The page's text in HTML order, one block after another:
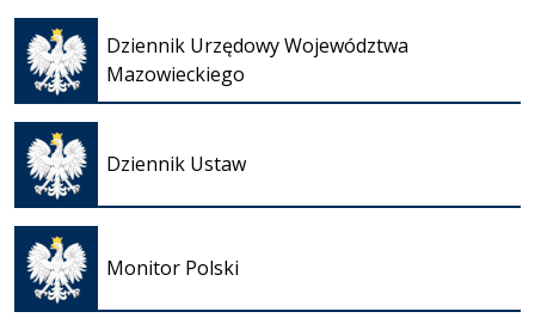
Dziennik Urzędowy Województwa
Mazowieckiego
Otwiera
się w
nowej
karcie
Dziennik Ustaw
Otwiera
się w
nowej
karcie
Monitor Polski
Otwiera
się w
nowej
karcie